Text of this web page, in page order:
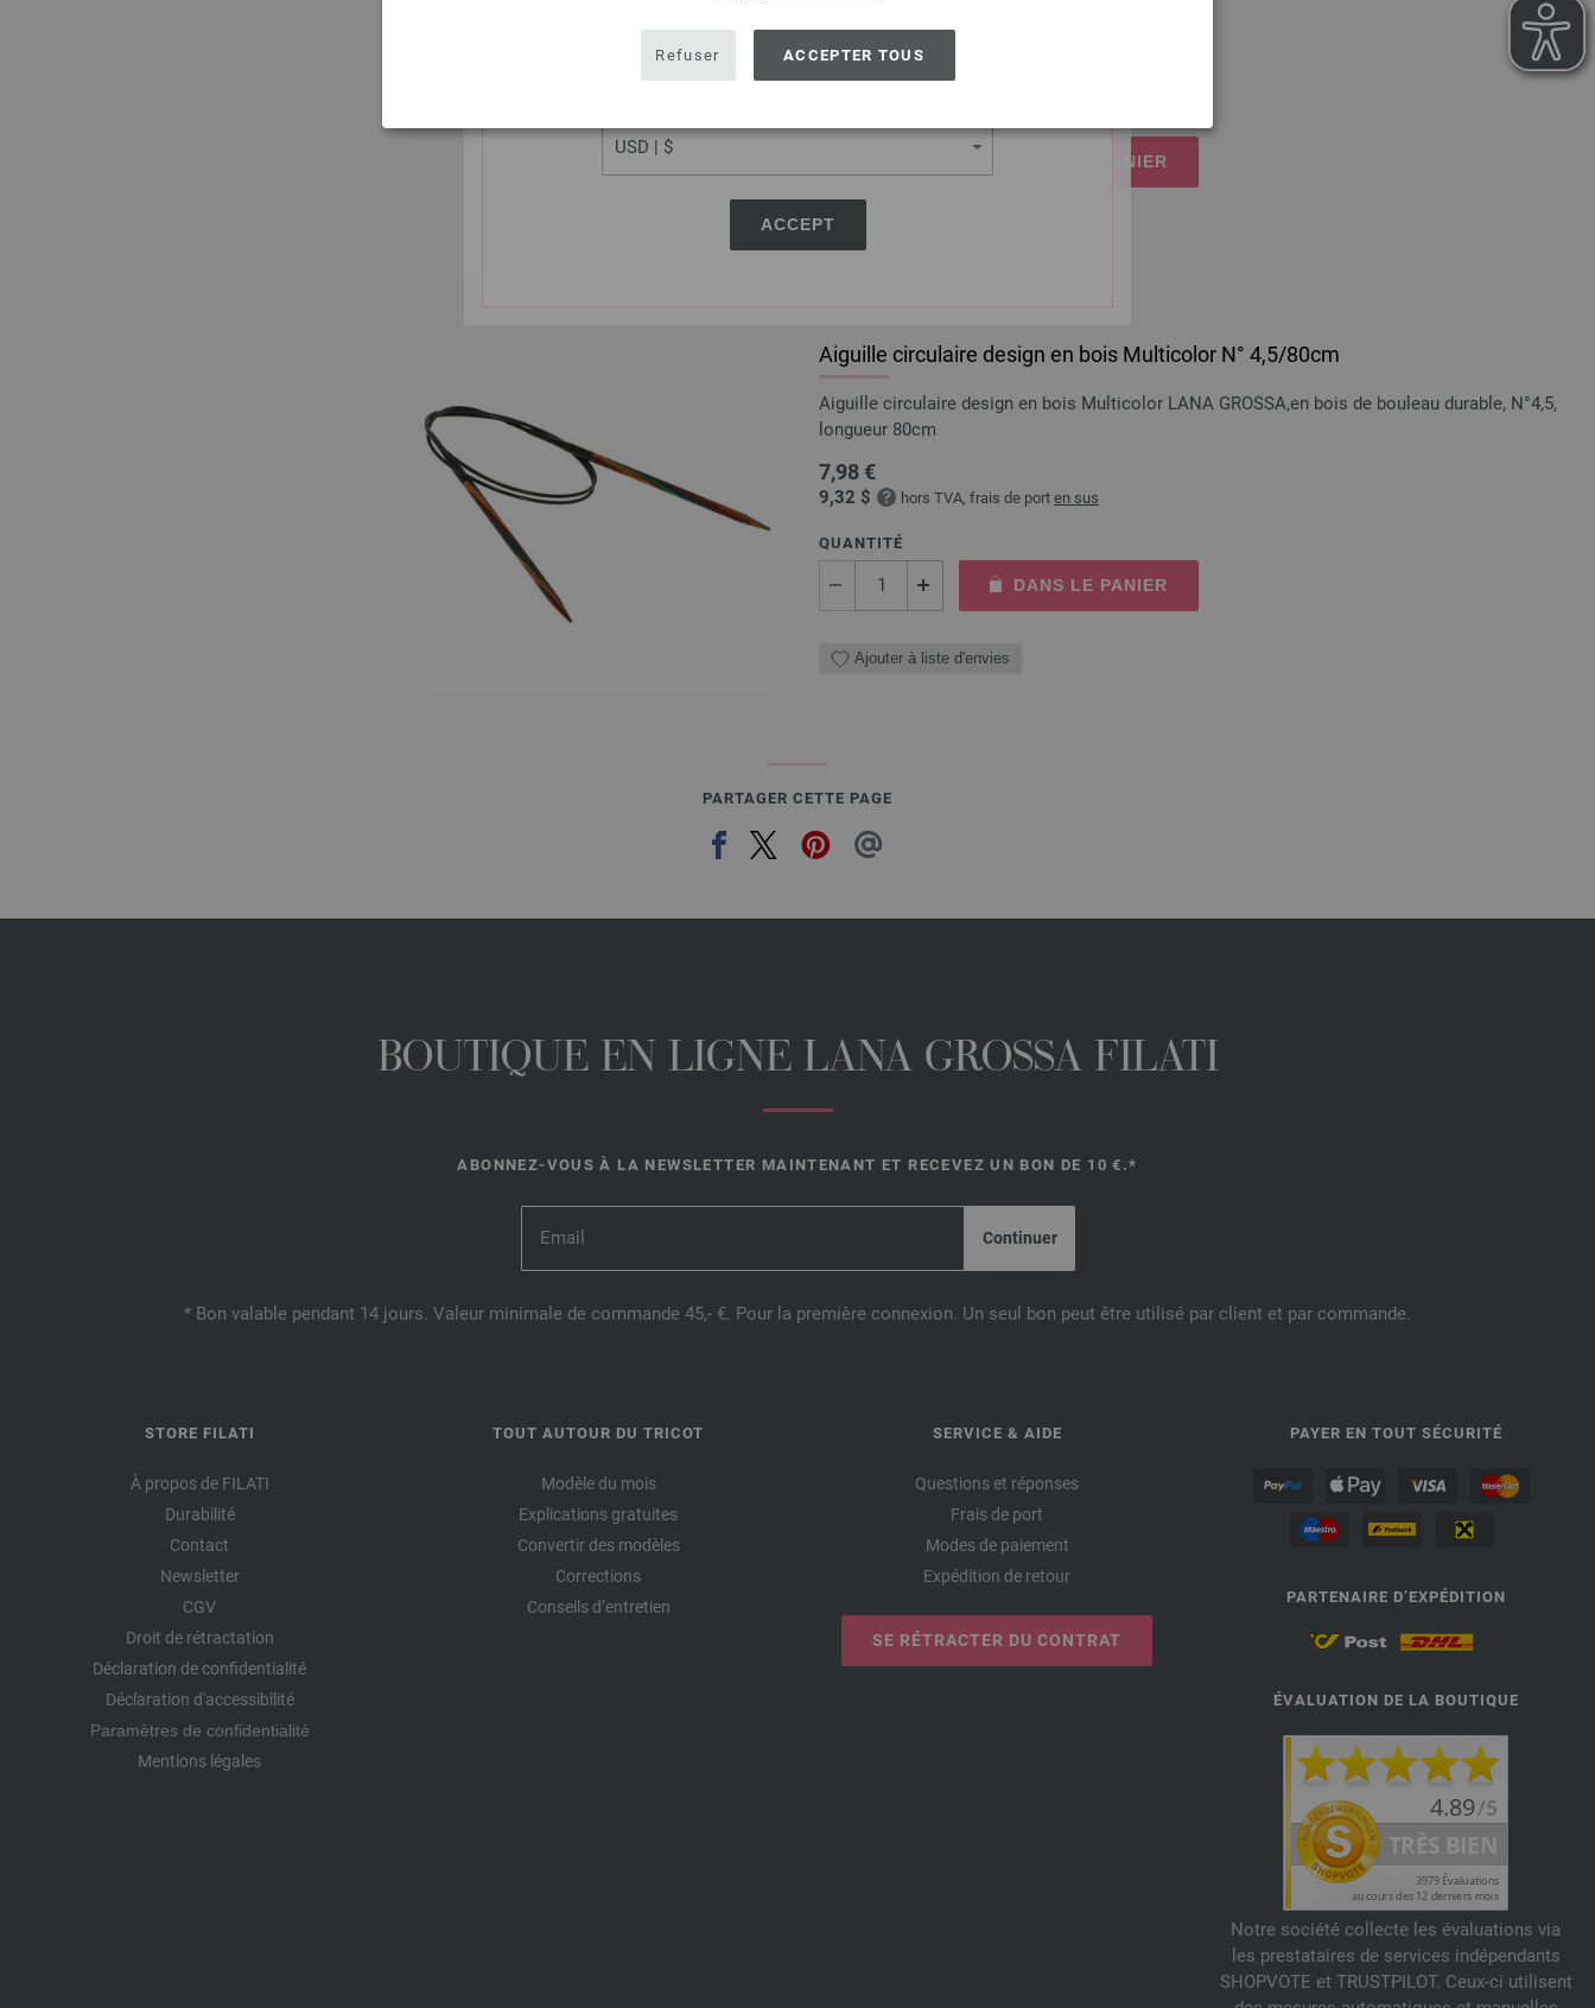
USA - The United States of America
ACCEPT
Refuser ACCEPTER TOUS
7,14 €
DANS LE PANIER
Aiguille circulaire design en bois Multicolor N° 4,5/80cm
Aiguille circulaire design en bois Multicolor LANA GROSSA,en bois de bouleau durable, N°4,5,
longueur 80cm
7,98 €
9,32 $ hors TVA, frais de port en sus
QUANTITÉ
DANS LE PANIER
Ajouter à liste d'envies
PARTAGER CETTE PAGE
BOUTIQUE EN LIGNE LANA GROSSA FILATI
ABONNEZ-VOUS À LA NEWSLETTER MAINTENANT ET RECEVEZ UN BON DE 10 €.*
* Bon valable pendant 14 jours. Valeur minimale de commande 45,- €. Pour la première connexion. Un seul bon peut être utilisé par client et par commande.
STORE FILATI
À propos de FILATI
Durabilité
Contact
Newsletter
CGV
Droit de rétractation
Déclaration de confidentialité
Déclaration d'accessibilité
Paramètres de confidentialité
Mentions légales
TOUT AUTOUR DU TRICOT
Modèle du mois
Explications gratuites
Convertir des modèles
Corrections
Conseils d’entretien
SERVICE & AIDE
Questions et réponses
Frais de port
Modes de paiement
Expédition de retour
SE RÉTRACTER DU CONTRAT
PAYER EN TOUT SÉCURITÉ
PARTENAIRE D’EXPÉDITION
ÉVALUATION DE LA BOUTIQUE
Notre société collecte les évaluations via
les prestataires de services indépendants
SHOPVOTE et TRUSTPILOT. Ceux-ci utilisent